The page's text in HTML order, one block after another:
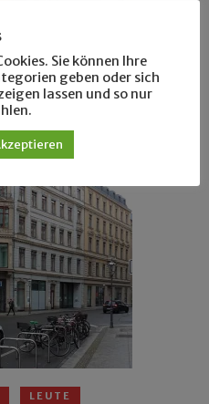
LEUTE
Mersefest
LEUTE
Sie können Ihre
geben oder sich
lassen und so nur